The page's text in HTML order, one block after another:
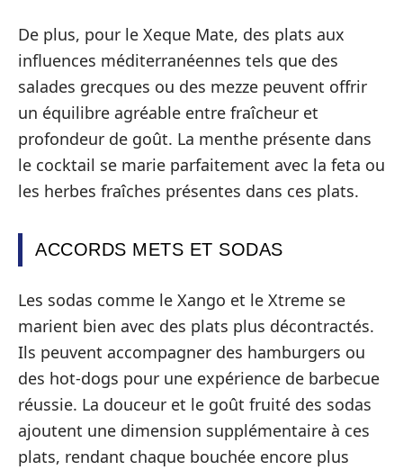
De plus, pour le Xeque Mate, des plats aux
influences méditerranéennes tels que des
salades grecques ou des mezze peuvent offrir
un équilibre agréable entre fraîcheur et
profondeur de goût. La menthe présente dans
le cocktail se marie parfaitement avec la feta ou
les herbes fraîches présentes dans ces plats.
ACCORDS METS ET SODAS
Les sodas comme le Xango et le Xtreme se
marient bien avec des plats plus décontractés.
Ils peuvent accompagner des hamburgers ou
des hot-dogs pour une expérience de barbecue
réussie. La douceur et le goût fruité des sodas
ajoutent une dimension supplémentaire à ces
plats, rendant chaque bouchée encore plus